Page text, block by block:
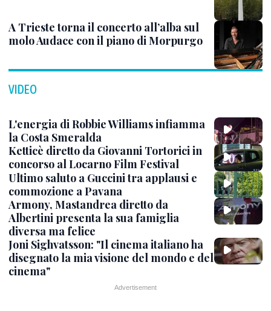
A Trieste torna il concerto all’alba sul
molo Audace con il piano di Morpurgo
VIDEO
L'energia di Robbie Williams infiamma
la Costa Smeralda
Ketticè diretto da Giovanni Tortorici in
concorso al Locarno Film Festival
Ultimo saluto a Guccini tra applausi e
commozione a Pavana
Armony, Mastandrea diretto da
Albertini presenta la sua famiglia
diversa ma felice
Joni Sighvatsson: "Il cinema italiano ha
disegnato la mia visione del mondo e del
cinema"